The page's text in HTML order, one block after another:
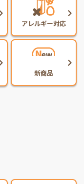
アレルギー対応
新商品